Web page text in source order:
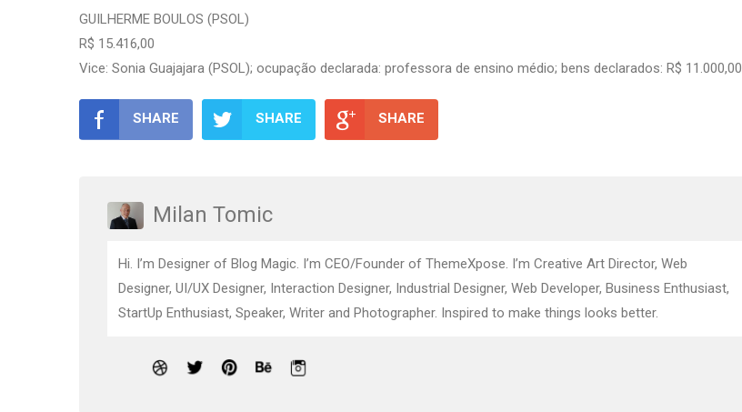
GUILHERME BOULOS (PSOL)
R$ 15.416,00
Vice: Sonia Guajajara (PSOL); ocupação declarada: professora de ensino médio; bens declarados: R$ 11.000,00
SHARE SHARE SHARE
Milan Tomic
Hi. I’m Designer of Blog Magic. I’m CEO/Founder of ThemeXpose. I’m Creative Art Director, Web
Designer, UI/UX Designer, Interaction Designer, Industrial Designer, Web Developer, Business Enthusiast,
StartUp Enthusiast, Speaker, Writer and Photographer. Inspired to make things looks better.